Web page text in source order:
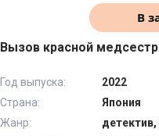
В
Вызов красной
Год выпуска:
2022
Страна:
Япония
Жанр: